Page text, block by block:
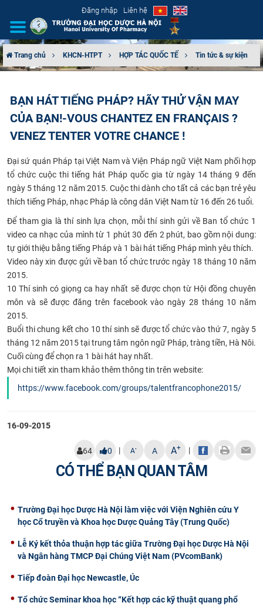
Đăng nhập Liên hệ
CƠ CẤU TỔ CHỨC
TUYỂN SINH
ĐÀO TẠO
ĐẢM BẢO CHẤT LƯỢNG
KHOA HỌC CÔNG NGHỆ
HTQT
CỰU NGƯỜI HỌC
Trang chủ KHCN-HTPT HỢP TÁC QUỐC TẾ Tin tức & sự kiện
BẠN HÁT TIẾNG PHÁP? HÃY THỬ VẬN MAY
CỦA BẠN!-VOUS CHANTEZ EN FRANÇAIS ?
VENEZ TENTER VOTRE CHANCE !
Đại sứ quán Pháp tại Việt Nam và Viện Pháp ngữ Việt Nam phối hợp
tổ chức cuộc thi tiếng hát Pháp quốc gia từ ngày 14 tháng 9 đến
ngày 5 tháng 12 năm 2015. Cuộc thi dành cho tất cả các bạn trẻ yêu
thích tiếng Pháp, nhạc Pháp là công dân Việt Nam từ 16 đến 26 tuổi.
​Để tham gia là thí sinh lựa chọn, mỗi thí sinh gửi về Ban tổ chức 1
video ca nhạc của mình từ 1 phút 30 đến 2 phút, bao gồm nội dung:
tự giới thiệu bằng tiếng Pháp và 1 bài hát tiếng Pháp mình yêu thích.
Video này xin được gửi về ban tổ chức trước ngày 18 tháng 10 năm
2015.
10 Thí sinh có giọng ca hay nhất sẽ được chọn từ Hội đồng chuyên
môn và sẽ được đăng trên facebook vào ngày 28 tháng 10 năm
2015.
Buổi thi chung kết cho 10 thí sinh sẽ được tổ chức vào thứ 7, ngày 5
tháng 12 năm 2015 tại trung tâm ngôn ngữ Pháp, tràng tiền, Hà Nôi.
Cuối cùng để chọn ra 1 bài hát hay nhất.
Mọi chi tiết xin tham khảo thêm thông tin trên website:
https://www.facebook.com/groups/talentfrancophone2015/​
16-09-2015
64 0 | A- A A+ |
CÓ THỂ BẠN QUAN TÂM
Trường Đại học Dược Hà Nội làm việc với Viện Nghiên cứu Y
học Cổ truyền và Khoa học Dược Quảng Tây (Trung Quốc)
Lễ Ký kết thỏa thuận hợp tác giữa Trường Đại học Dược Hà Nội
và Ngân hàng TMCP Đại Chúng Việt Nam (PVcomBank)
Tiếp đoàn Đại học Newcastle, Úc
Tổ chức Seminar khoa học “Kết hợp các kỹ thuật quang phổ